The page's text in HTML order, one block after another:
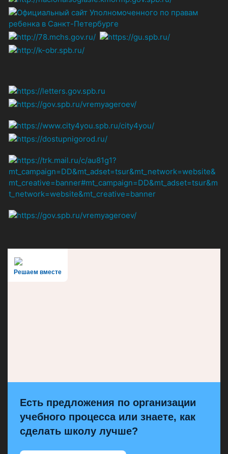
Решаем вместе
Есть предложения по организации
учебного процесса или знаете, как
сделать школу лучше?